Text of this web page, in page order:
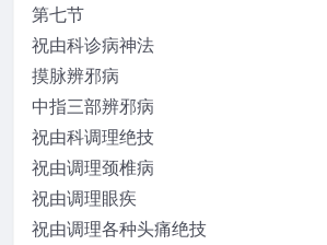
第七节
祝由科诊病神法
摸脉辨邪病
中指三部辨邪病
祝由科调理绝技
祝由调理颈椎病
祝由调理眼疾
祝由调理各种头痛绝技